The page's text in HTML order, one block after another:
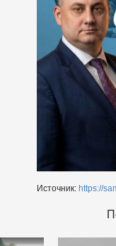
Источник: https://